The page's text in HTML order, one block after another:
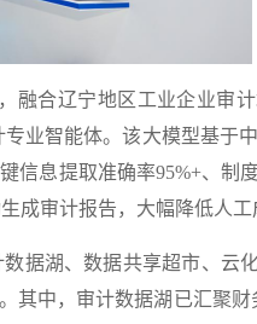
合辽宁地区工业企业审
业智能体。该大模型基于
信息提取准确率95%+、制
成审计报告，大幅降低人工
据湖、数据共享超市、云
其中，审计数据湖已汇聚